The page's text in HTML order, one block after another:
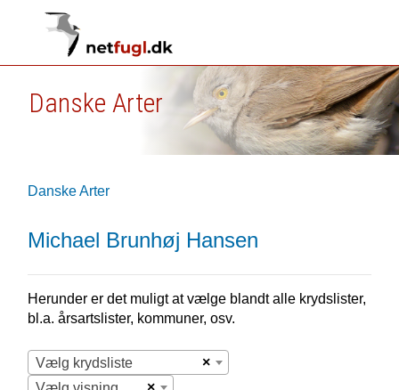
Danske Arter
Danske Arter
Michael Brunhøj Hansen
Herunder er det muligt at vælge blandt alle krydslister,
bl.a. årsartslister, kommuner, osv.
×
Vælg krydsliste
×